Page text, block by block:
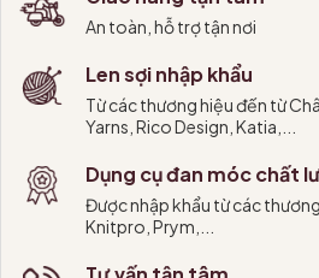
An toàn, hỗ trợ tận nơi
Len sợi nhập khẩu
Từ các thương hiệu đến từ
Yarns, Rico Design, Katia,...
Dụng cụ đan móc chất
Được nhập khẩu từ các
Knitpro, Prym,...